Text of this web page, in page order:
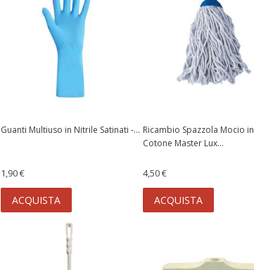
Guanti Multiuso in Nitrile Satinati -...
1,90 €
ACQUISTA
Ricambio Spazzola Mocio in
Cotone Master Lux...
4,50 €
ACQUISTA